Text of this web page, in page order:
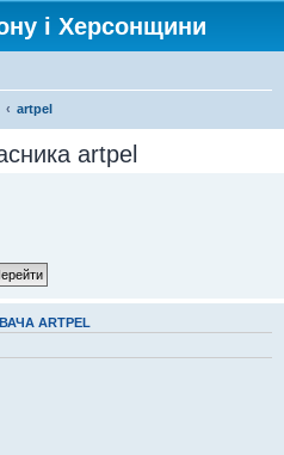
і Херсонщини
artpel
artpel
ARTPEL